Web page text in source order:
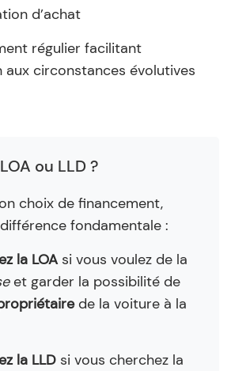
d’achat
régulier facilitant
aux circonstances évolutives
ou LLD ?
choix de financement,
fondamentale :
la LOAsi vous voulez de la
et garder la possibilité de
de la voiture à la
la LLD si vous cherchez la